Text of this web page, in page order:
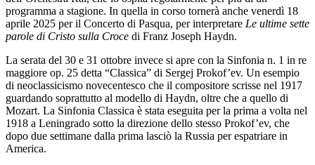
programma a stagione. In quella in corso tornerà anche venerdì 18
aprile 2025 per il Concerto di Pasqua, per interpretare Le ultime sette
parole di Cristo sulla Croce di Franz Joseph Haydn.
La serata del 30 e 31 ottobre invece si apre con la Sinfonia n. 1 in re
maggiore op. 25 detta “Classica” di Sergej Prokof’ev. Un esempio
di neoclassicismo novecentesco che il compositore scrisse nel 1917
guardando soprattutto al modello di Haydn, oltre che a quello di
Mozart. La Sinfonia Classica è stata eseguita per la prima a volta nel
1918 a Leningrado sotto la direzione dello stesso Prokof’ev, che
dopo due settimane dalla prima lasciò la Russia per espatriare in
America.